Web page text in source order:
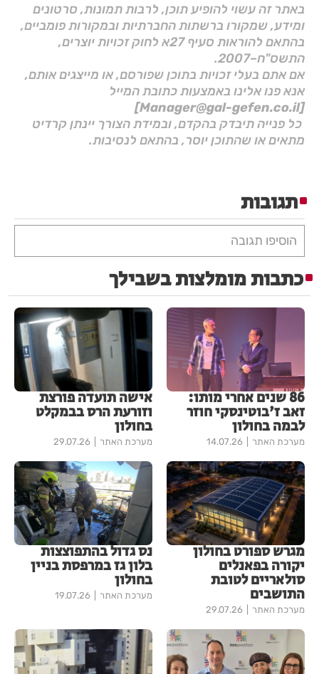
באתר זה עשוי להופיע תוכן, לרבות תמונות, סרטונים
ומידע, שמקורו ברשתות החברתיות ובמקורות פומביים,
בהתאם להוראות סעיף 27א לחוק זכויות יוצרים,
התשס"ח–2007.
אם אתם בעלי זכויות בתוכן שפורסם, או מייצגים אותם,
אנא פנו אלינו באמצעות כתובת המייל
[Manager@gal-gefen.co.il]
כל פנייה תיבדק בהקדם, ובמידת הצורך יינתן קרדיט
מתאים או שהתוכן יוסר, בהתאם לנסיבות.
תגובות
הוסיפו תגובה
כתבות מומלצות בשבילך
86 שנים אחרי מותו:
זאב ז'בוטינסקי חוזר
לבמה בחולון
מערכת האתר 14.07.26
אישה תועדה פורצת
וזורעת הרס בבמקלט
בחולון
מערכת האתר 29.07.26
מגרש ספורט בחולון
יקורה בפאנלים
סולאריים לטובת
התושבים
מערכת האתר 29.07.26
נס גדול בהתפוצצות
בלון גז במרפסת בניין
בחולון
מערכת האתר 19.07.26